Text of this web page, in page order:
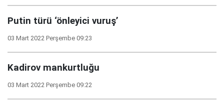
Putin türü ‘önleyici vuruş’
03 Mart 2022 Perşembe 09:23
Kadirov mankurtluğu
03 Mart 2022 Perşembe 09:22